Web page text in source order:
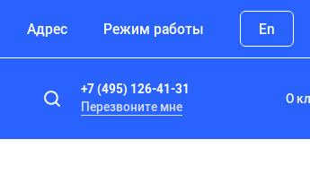
Адрес Режим работы En
+7 (495) 126-41-31
Перезвоните мне
О